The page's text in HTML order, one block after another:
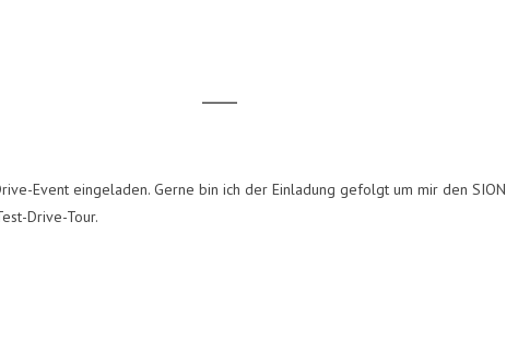
Event eingeladen. Gerne bin ich der Einladung gefolgt um mir den SION
Drive-Tour.